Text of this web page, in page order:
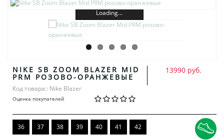
Loading...
NIKE SB ZOOM BLAZER MID
PRM РОЗОВО-ОРАНЖЕВЫЕ
Код товара:: Nike Blazer
Оценка покупателей
13990 руб.
36 37 38 39 40 41 42